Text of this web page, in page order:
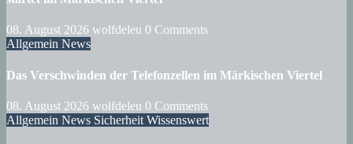
08. August 2026 wolfdeleu 0 Comments
Allgemein News
Das Verschwinden der Telefonzellen im Märkischen Viertel
08. August 2026 wolfdeleu 0 Comments
Allgemein News Sicherheit Wissenswert